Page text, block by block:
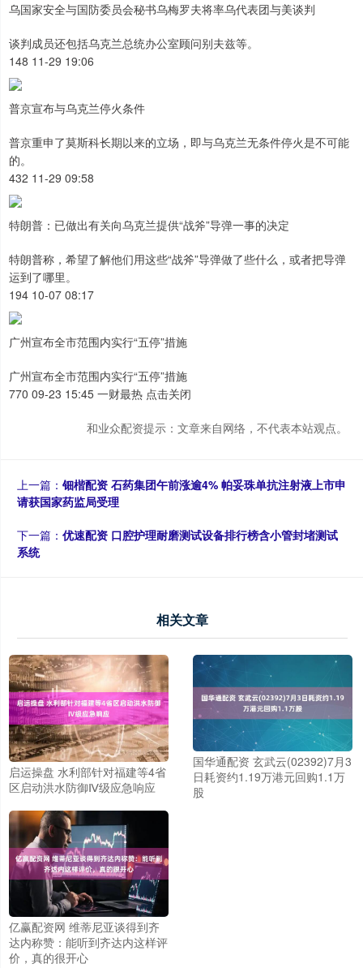
乌国家安全与国防委员会秘书乌梅罗夫将率乌代表团与美谈判
谈判成员还包括乌克兰总统办公室顾问别夫兹等。
148 11-29 19:06
普京宣布与乌克兰停火条件
普京重申了莫斯科长期以来的立场，即与乌克兰无条件停火是不可能
的。
432 11-29 09:58
特朗普：已做出有关向乌克兰提供“战斧”导弹一事的决定
特朗普称，希望了解他们用这些“战斧”导弹做了些什么，或者把导弹
运到了哪里。
194 10-07 08:17
广州宣布全市范围内实行“五停”措施
广州宣布全市范围内实行“五停”措施
770 09-23 15:45 一财最热 点击关闭
和业众配资提示：文章来自网络，不代表本站观点。
上一篇： 钿楷配资 石药集团午前涨逾4% 帕妥珠单抗注射液上市申
请获国家药监局受理
下一篇： 优速配资 口腔护理耐磨测试设备排行榜含小管封堵测试
系统
相关文章
启运操盘 水利部针对福建等4省
区启动洪水防御Ⅳ级应急响应
国华通配资 玄武云(02392)7月3
日耗资约1.19万港元回购1.1万
股
亿赢配资网 维蒂尼亚谈得到齐
达内称赞：能听到齐达内这样评
价，真的很开心